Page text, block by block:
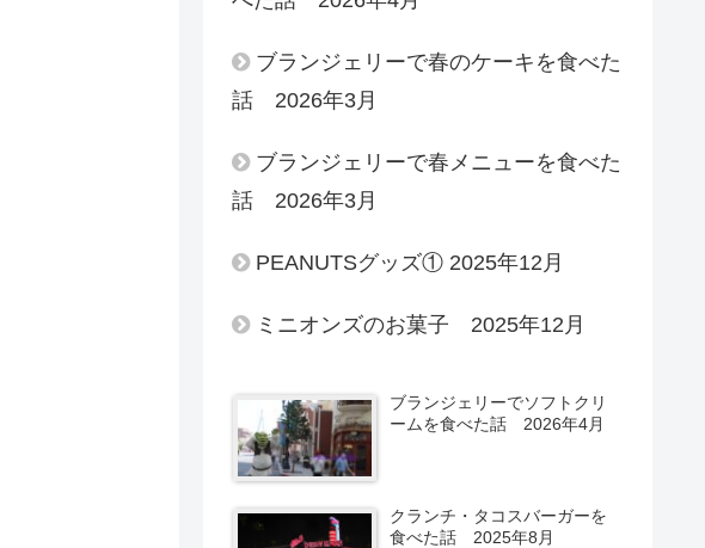
ブランジェリーで春のケーキを食べた
話 2026年3月
ブランジェリーで春メニューを食べた
話 2026年3月
PEANUTSグッズ① 2025年12月
ミニオンズのお菓子 2025年12月
ブランジェリーでソフトクリ
ームを食べた話 2026年4月
クランチ・タコスバーガーを
食べた話 2025年8月